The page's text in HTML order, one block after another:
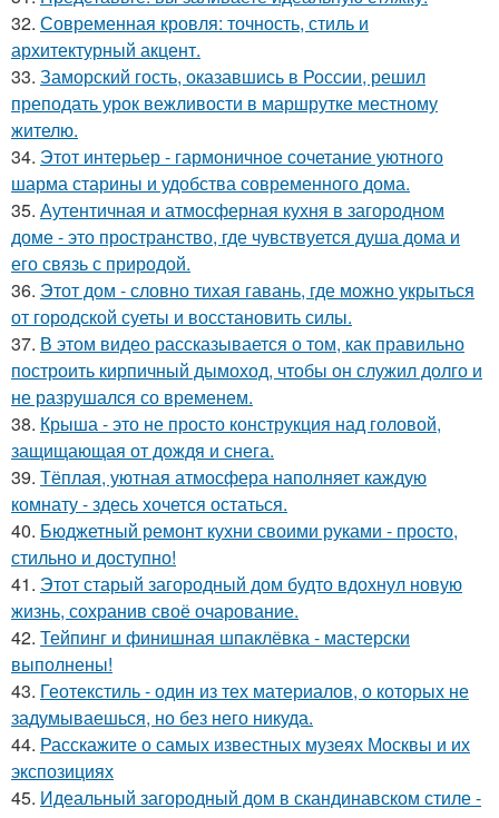
32. Современная кровля: точность, стиль и
архитектурный акцент.
33. Заморский гость, оказавшись в России, решил
преподать урок вежливости в маршрутке местному
жителю.
34. Этот интерьер - гармоничное сочетание уютного
шарма старины и удобства современного дома.
35. Аутентичная и атмосферная кухня в загородном
доме - это пространство, где чувствуется душа дома и
его связь с природой.
36. Этот дом - словно тихая гавань, где можно укрыться
от городской суеты и восстановить силы.
37. В этом видео рассказывается о том, как правильно
построить кирпичный дымоход, чтобы он служил долго и
не разрушался со временем.
38. Крыша - это не просто конструкция над головой,
защищающая от дождя и снега.
39. Тёплая, уютная атмосфера наполняет каждую
комнату - здесь хочется остаться.
40. Бюджетный ремонт кухни своими руками - просто,
стильно и доступно!
41. Этот старый загородный дом будто вдохнул новую
жизнь, сохранив своё очарование.
42. Тейпинг и финишная шпаклёвка - мастерски
выполнены!
43. Геотекстиль - один из тех материалов, о которых не
задумываешься, но без него никуда.
44. Расскажите о самых известных музеях Москвы и их
экспозициях
45. Идеальный загородный дом в скандинавском стиле -